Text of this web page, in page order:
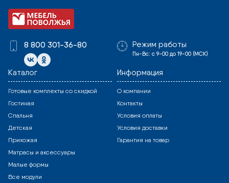
8 800 301-36-80 Режим работы
Пн-Вс: с 9-00 до 19-00 (МСК)
Каталог
Готовые комплекты со скидкой
Гостиная
Спальня
Детская
Прихожая
Матрасы и аксессуары
Малые формы
Все модули
Информация
О компании
Контакты
Условия оплаты
Условия доставки
Гарантия на товар